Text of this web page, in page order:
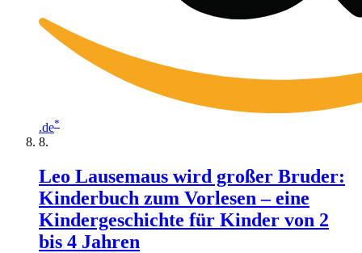
.de*
Leo Lausemaus wird großer Bruder:
Kinderbuch zum Vorlesen – eine
Kindergeschichte für Kinder von 2
bis 4 Jahren